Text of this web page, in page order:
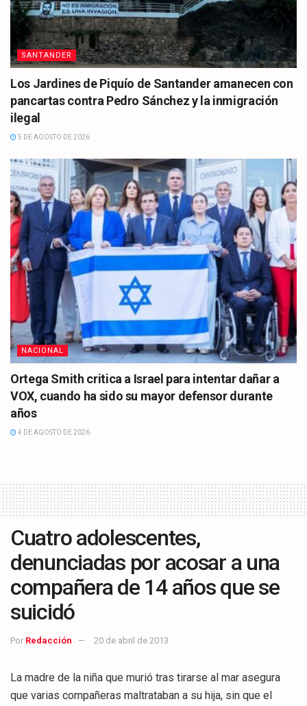
SANTANDER
Los Jardines de Piquío de Santander amanecen con
pancartas contra Pedro Sánchez y la inmigración
ilegal
5 DE AGOSTO DE 2026
NACIONAL
Ortega Smith critica a Israel para intentar dañar a
VOX, cuando ha sido su mayor defensor durante
años
4 DE AGOSTO DE 2026
Cuatro adolescentes,
denunciadas por acosar a una
compañera de 14 años que se
suicidó
Por Redacción 20 de abril de 2013
La madre de la niña que murió tras tirarse al mar asegura
que varias compañeras maltrataban a su hija, sin que el